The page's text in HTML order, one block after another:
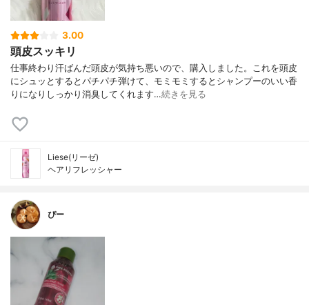
3.00
頭皮スッキリ
仕事終わり汗ばんだ頭皮が気持ち悪いので、購入しました。これを頭皮
にシュッとするとパチパチ弾けて、モミモミするとシャンプーのいい香
りになりしっかり消臭してくれます…続きを見る
Liese(リーゼ)
ヘアリフレッシャー
ぴー